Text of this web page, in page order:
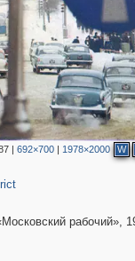
| 692×700| 1978×2000 W
рабочий»,